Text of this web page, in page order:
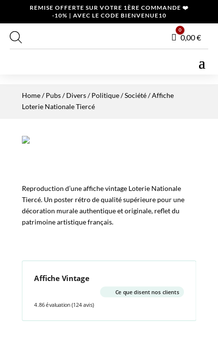
REMISE OFFERTE SUR VOTRE 1ÈRE COMMANDE ❤️
-10% | AVEC LE CODE BIENVENUE10
Panier
0
0,00€
Home/Pubs / Divers/Politique / Société/ Affiche
Loterie Nationale Tiercé
Reproduction d’une affiche vintage Loterie Nationale
Tiercé. Un poster rétro de qualité supérieure pour une
décoration murale authentique et originale, reflet du
patrimoine artistique français.
Affiche Vintage
Ce que disent nos clients
4.86 évaluation (124 avis)